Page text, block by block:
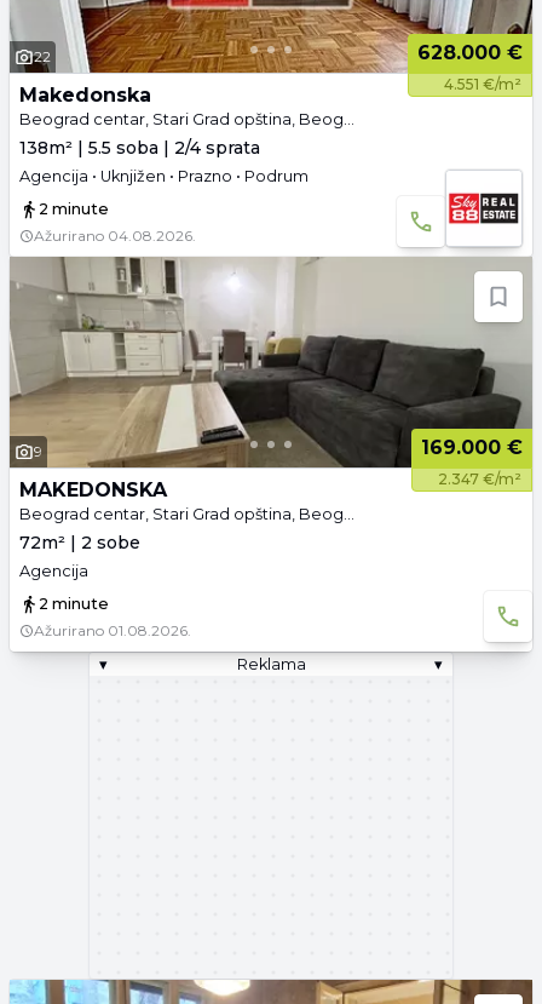
22 628.000 €
4.551 €/m²
Makedonska
Beograd centar, Stari Grad opština, Beograd
138m² | 5.5 soba | 2/4 sprata
Agencija • Uknjižen • Prazno • Podrum
2 minute
Ažurirano 04.08.2026.
9 169.000 €
2.347 €/m²
MAKEDONSKA
Beograd centar, Stari Grad opština, Beograd
72m² | 2 sobe
Agencija
2 minute
Ažurirano 01.08.2026.
▾
Reklama ▾